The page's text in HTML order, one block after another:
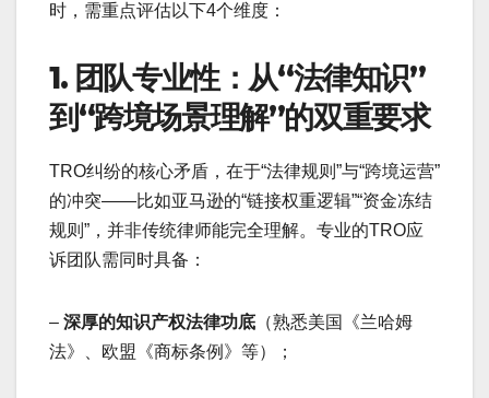
时，需重点评估以下4个维度：
1. 团队专业性：从“法律知识”
到“跨境场景理解”的双重要求
TRO纠纷的核心矛盾，在于“法律规则”与“跨境运营”
的冲突——比如亚马逊的“链接权重逻辑”“资金冻结
规则”，并非传统律师能完全理解。专业的TRO应
诉团队需同时具备：
– 深厚的知识产权法律功底 （熟悉美国《兰哈姆
法》、欧盟《商标条例》等）；